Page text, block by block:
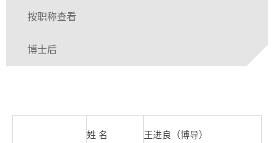
按职称查看
博士后
姓 名 王进良（博导）